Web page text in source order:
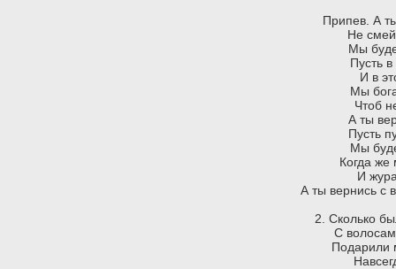
Припев. А
Не смей
Мы
Пусть
И в
Мы
Чтоб
А ты
Пусть
Мы
Когда же
И
А ты вернись с
2. Сколько
С
Подарили